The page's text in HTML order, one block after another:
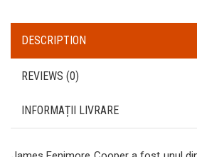
DESCRIPTION
REVIEWS (0)
INFORMAȚII LIVRARE